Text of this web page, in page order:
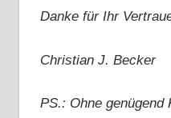
Danke für Ihr
Christian J. Becker
PS.: Ohne genügend